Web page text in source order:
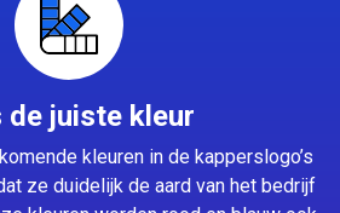
de juiste kleur
kleuren in de kapperslogo’s
ze duidelijk de aard van het bedrijf